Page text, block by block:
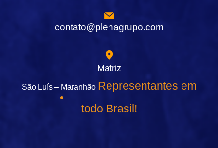
contato@plenagrupo.com
Matriz
São Luís – Maranhão Representantes em
todo Brasil!